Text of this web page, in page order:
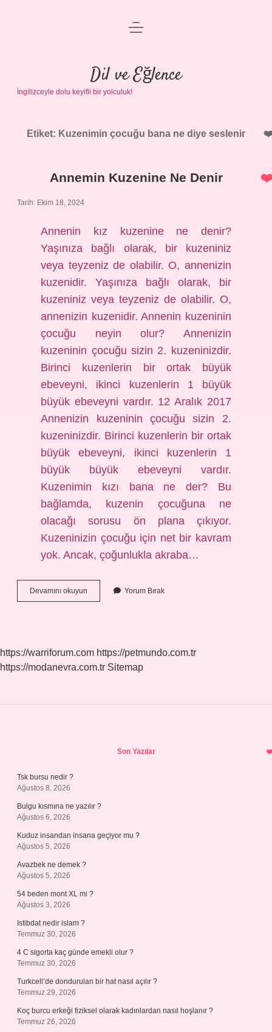
Anasayfa
Gizlilik Politikası
Yasal Uyarı
menüyü
Dil ve Eğlence
İngilizceyle dolu keyifli bir yolculuk!
Etiket: Kuzenimin çocuğu bana ne diye seslenir
Annemin Kuzenine Ne Denir
Tarih: Ekim 18, 2024
Annenin kız kuzenine ne denir?
Yaşınıza bağlı olarak, bir kuzeniniz
veya teyzeniz de olabilir. O, annenizin
kuzenidir. Yaşınıza bağlı olarak, bir
kuzeniniz veya teyzeniz de olabilir. O,
annenizin kuzenidir. Annenin kuzeninin
çocuğu neyin olur? Annenizin
kuzeninin çocuğu sizin 2. kuzeninizdir.
Birinci kuzenlerin bir ortak büyük
ebeveyni, ikinci kuzenlerin 1 büyük
büyük ebeveyni vardır. 12 Aralık 2017
Annenizin kuzeninin çocuğu sizin 2.
kuzeninizdir. Birinci kuzenlerin bir ortak
büyük ebeveyni, ikinci kuzenlerin 1
büyük büyük ebeveyni vardır.
Kuzenimin kızı bana ne der? Bu
bağlamda, kuzenin çocuğuna ne
olacağı sorusu ön plana çıkıyor.
Kuzeninizin çocuğu için net bir kavram
yok. Ancak, çoğunlukla akraba…
Devamını okuyun Annemin
Kuzenine
Yorum Bırak
https://warriforum.com https://petmundo.com.tr
https://modanevra.com.tr Sitemap
Son Yazılar
Tsk bursu nedir ?
Ağustos 8, 2026
Bulgu kısmına ne yazılır ?
Ağustos 6, 2026
Kuduz insandan insana geçiyor mu ?
Ağustos 5, 2026
Avazbek ne demek ?
Ağustos 5, 2026
54 beden mont XL mi ?
Ağustos 3, 2026
Istibdat nedir islam ?
Temmuz 30, 2026
4 C sigorta kaç günde emekli olur ?
Temmuz 30, 2026
Turkcell’de dondurulan bir hat nasıl açılır ?
Temmuz 29, 2026
Koç burcu erkeği fiziksel olarak kadınlardan nasıl hoşlanır ?
Temmuz 26, 2026